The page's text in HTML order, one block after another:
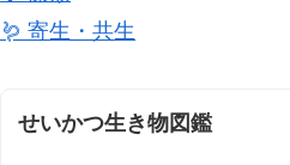
🪱 寄生・共生
せいかつ生き物図鑑